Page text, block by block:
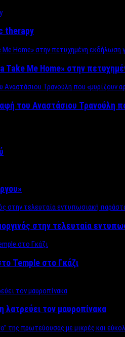
therapy
Take Me Home» στην
του Αναστάσιου Τρανούλη
στην τελευταία
Temple στο Γκάζι
λατρεύει τον μαυροπίνακα